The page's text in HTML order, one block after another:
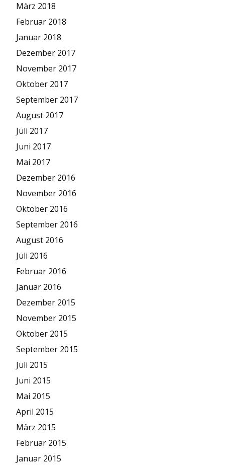
März 2018
Februar 2018
Januar 2018
Dezember 2017
November 2017
Oktober 2017
September 2017
August 2017
Juli 2017
Juni 2017
Mai 2017
Dezember 2016
November 2016
Oktober 2016
September 2016
August 2016
Juli 2016
Februar 2016
Januar 2016
Dezember 2015
November 2015
Oktober 2015
September 2015
Juli 2015
Juni 2015
Mai 2015
April 2015
März 2015
Februar 2015
Januar 2015